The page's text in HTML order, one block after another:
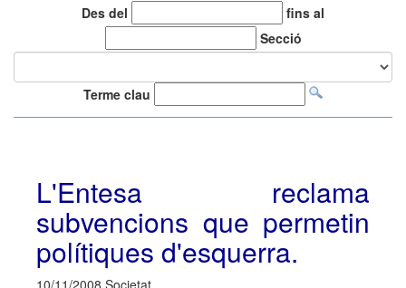
Des del
fins al
Secció
Terme clau
L'Entesa reclama
subvencions que permetin
polítiques d'esquerra.
10/11/2008 Societat